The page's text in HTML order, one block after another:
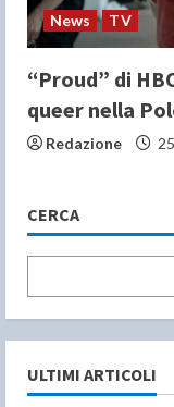
News TV
“Proud” di
queer nella
Redazione
CERCA
ULTIMI ARTICOLI